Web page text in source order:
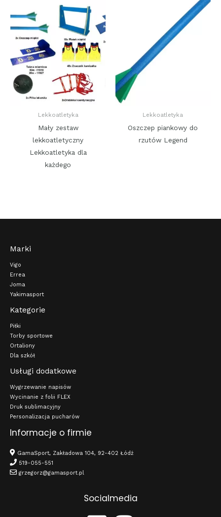
Lekkoatletyka
Mały zestaw
lekkoatletyczny
Lekkoatletyka dla
każdego
Lekkoatletyka
Oszczep piankowy do
rzutów Legend
Marki
Vigo
Errea
Joma
Yakimasport
Kategorie
Piłki
Torby sportowe
Ortaliony
Dla szkół
Usługi dodatkowe
Wygrzewanie napisów
Wycinanie z folii FLEX
Druk sublimacyjny
Personalizacja pucharów
Informacje o firmie
GamaSport, Zakładowa 104, 92-402 Łódź
519-055-551
grzegorz@gamasport.pl
Socialmedia